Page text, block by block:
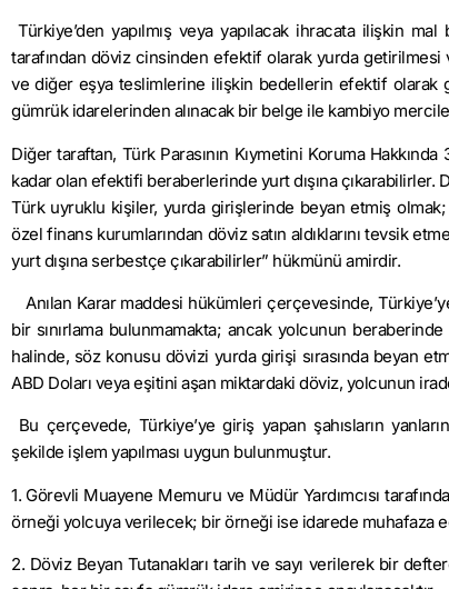
Türkiye’den yapılmış veya yapılacak ihracata ilişkin
tarafından döviz cinsinden efektif olarak yurda getirilmesi
ve diğer eşya teslimlerine ilişkin bedellerin efektif olarak
gümrük idarelerinden alınacak bir belge ile kambiyo
Diğer taraftan, Türk Parasının Kıymetini Koruma
kadar olan efektifi beraberlerinde yurt dışına çıkarabilirler.
Türk uyruklu kişiler, yurda girişlerinde beyan etmiş
özel finans kurumlarından döviz satın aldıklarını tevsik
yurt dışına serbestçe çıkarabilirler” hükmünü amirdir.
Anılan Karar maddesi hükümleri çerçevesinde,
bir sınırlama bulunmamakta; ancak yolcunun
halinde, söz konusu dövizi yurda girişi sırasında beyan
ABD Doları veya eşitini aşan miktardaki döviz, yolcunun
Bu çerçevede, Türkiye’ye giriş yapan şahısların
şekilde işlem yapılması uygun bulunmuştur.
1. Görevli Muayene Memuru ve Müdür Yardımcısı
örneği yolcuya verilecek; bir örneği ise idarede muhafaza
2. Döviz Beyan Tutanakları tarih ve sayı verilerek bir